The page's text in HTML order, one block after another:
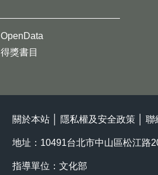
OpenData
得獎書目
關於本站 隱私權及安全政策 聯
地址：10491台北市中山區松江路
指導單位：文化部